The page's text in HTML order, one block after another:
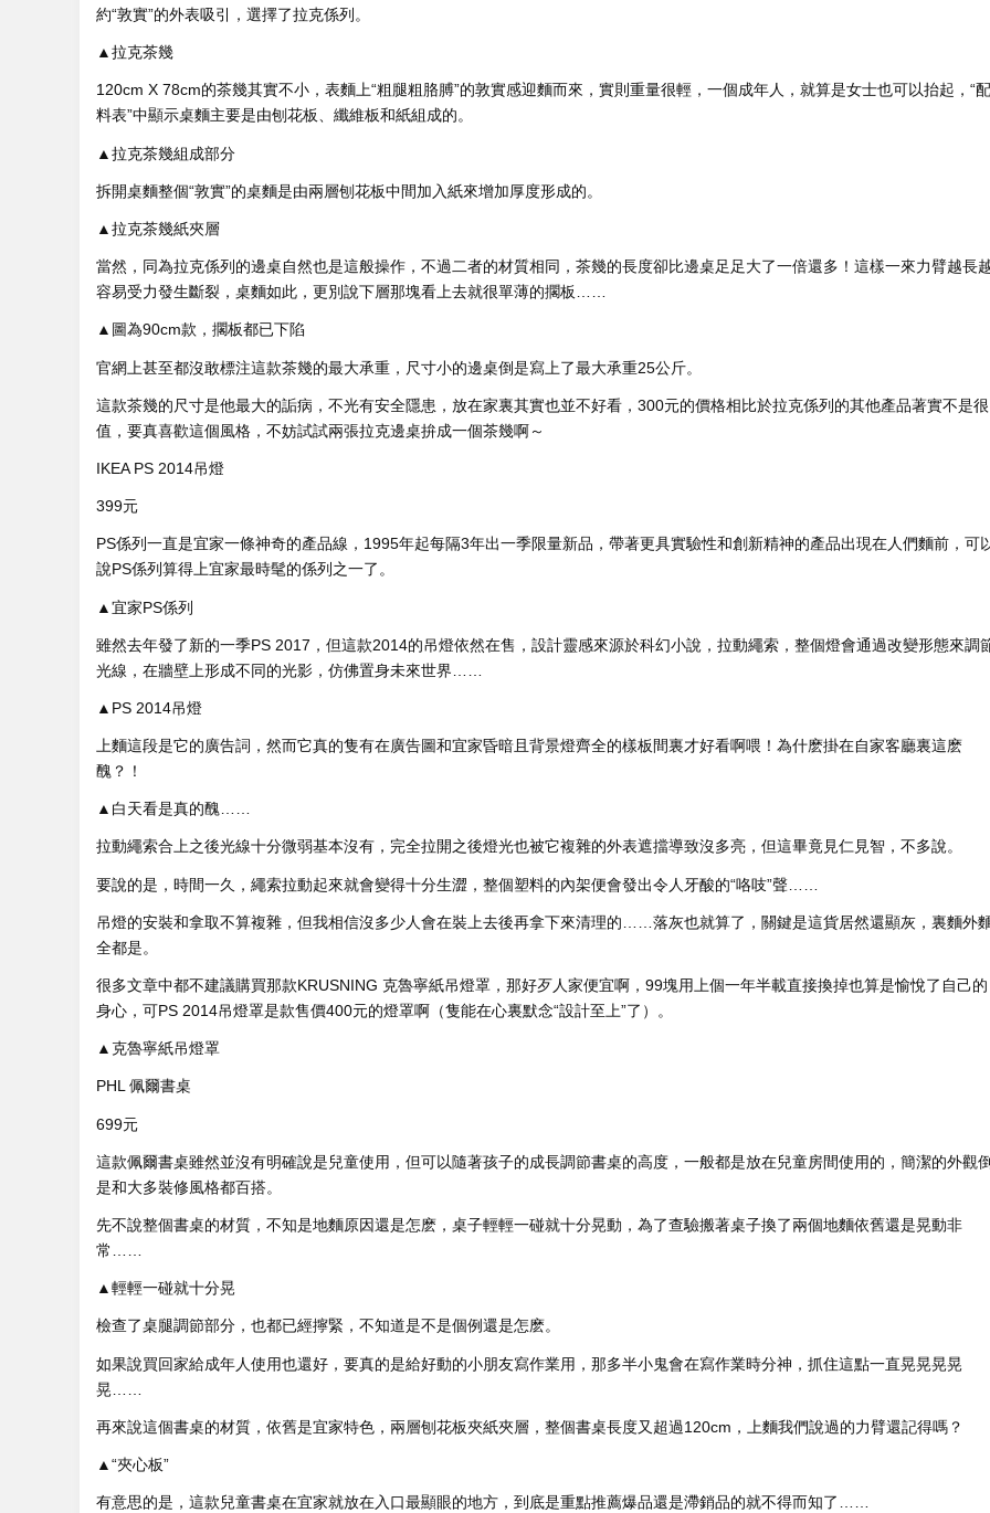
約“敦實”的外表吸引，選擇了拉克係列。
▲拉克茶幾
120cm X 78cm的茶幾其實不小，表麵上“粗腿粗胳膊”的敦實感迎麵而來，實則重量很輕，一個成年人，就算是女士也可以抬起，“配
料表”中顯示桌麵主要是由刨花板、纖維板和紙組成的。
▲拉克茶幾組成部分
拆開桌麵整個“敦實”的桌麵是由兩層刨花板中間加入紙來增加厚度形成的。
▲拉克茶幾紙夾層
當然，同為拉克係列的邊桌自然也是這般操作，不過二者的材質相同，茶幾的長度卻比邊桌足足大了一倍還多！這樣一來力臂越長
容易受力發生斷裂，桌麵如此，更別說下層那塊看上去就很單薄的擱板……
▲圖為90cm款，擱板都已下陷
官網上甚至都沒敢標注這款茶幾的最大承重，尺寸小的邊桌倒是寫上了最大承重25公斤。
這款茶幾的尺寸是他最大的詬病，不光有安全隱患，放在家裏其實也並不好看，300元的價格相比於拉克係列的其他產品著實不是很
值，要真喜歡這個風格，不妨試試兩張拉克邊桌拚成一個茶幾啊～
IKEA PS 2014吊燈
399元
PS係列一直是宜家一條神奇的產品線，1995年起每隔3年出一季限量新品，帶著更具實驗性和創新精神的產品出現在人們麵前，可
說PS係列算得上宜家最時髦的係列之一了。
▲宜家PS係列
雖然去年發了新的一季PS 2017，但這款2014的吊燈依然在售，設計靈感來源於科幻小說，拉動繩索，整個燈會通過改變形態來調
光線，在牆壁上形成不同的光影，仿佛置身未來世界……
▲PS 2014吊燈
上麵這段是它的廣告詞，然而它真的隻有在廣告圖和宜家昏暗且背景燈齊全的樣板間裏才好看啊喂！為什麽掛在自家客廳裏這麽
醜？！
▲白天看是真的醜……
拉動繩索合上之後光線十分微弱基本沒有，完全拉開之後燈光也被它複雜的外表遮擋導致沒多亮，但這畢竟見仁見智，不多說。
要說的是，時間一久，繩索拉動起來就會變得十分生澀，整個塑料的內架便會發出令人牙酸的“咯吱”聲……
吊燈的安裝和拿取不算複雜，但我相信沒多少人會在裝上去後再拿下來清理的……落灰也就算了，關鍵是這貨居然還顯灰，裏麵外
全都是。
很多文章中都不建議購買那款KRUSNING 克魯寧紙吊燈罩，那好歹人家便宜啊，99塊用上個一年半載直接換掉也算是愉悅了自己的
身心，可PS 2014吊燈罩是款售價400元的燈罩啊（隻能在心裏默念“設計至上”了）。
▲克魯寧紙吊燈罩
PHL 佩爾書桌
699元
這款佩爾書桌雖然並沒有明確說是兒童使用，但可以隨著孩子的成長調節書桌的高度，一般都是放在兒童房間使用的，簡潔的外觀
是和大多裝修風格都百搭。
先不說整個書桌的材質，不知是地麵原因還是怎麽，桌子輕輕一碰就十分晃動，為了查驗搬著桌子換了兩個地麵依舊還是晃動非
常……
▲輕輕一碰就十分晃
檢查了桌腿調節部分，也都已經擰緊，不知道是不是個例還是怎麽。
如果說買回家給成年人使用也還好，要真的是給好動的小朋友寫作業用，那多半小鬼會在寫作業時分神，抓住這點一直晃晃晃晃
晃……
再來說這個書桌的材質，依舊是宜家特色，兩層刨花板夾紙夾層，整個書桌長度又超過120cm，上麵我們說過的力臂還記得嗎？
▲“夾心板”
有意思的是，這款兒童書桌在宜家就放在入口最顯眼的地方，到底是重點推薦爆品還是滯銷品的就不得而知了……